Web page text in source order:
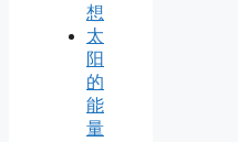
想
太
阳
的
能
量